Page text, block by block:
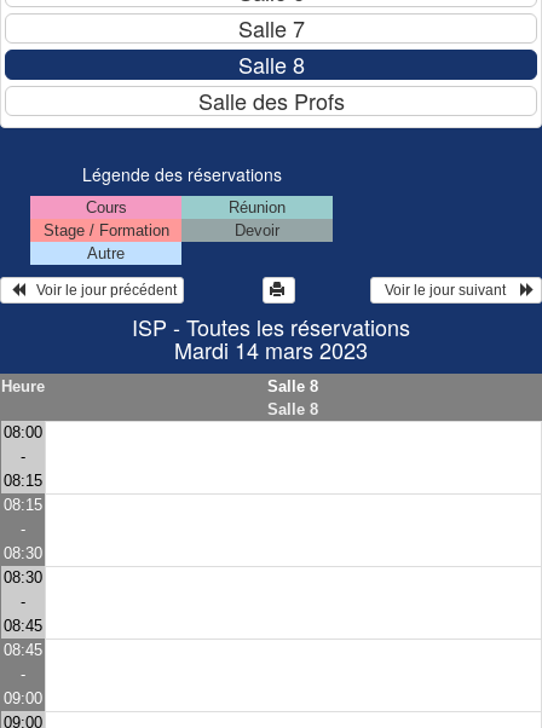
Légende des réservations
Cours
Réunion
Stage / Formation
Devoir
Autre
   Voir le jour précédent
  Voir le jour suivant
ISP - Toutes les réservations
Mardi 14 mars 2023
Heure
Salle 8
Salle 8
08:00
-
08:15
08:15
-
08:30
08:30
-
08:45
08:45
-
09:00
09:00